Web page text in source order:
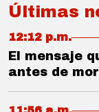
Últimas
12:12 p.m.
El mensaje
antes de